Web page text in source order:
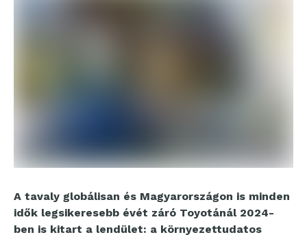
A tavaly globálisan és Magyarországon is minden
idők legsikeresebb évét záró Toyotánál 2024-
ben is kitart a lendület: a környezettudatos